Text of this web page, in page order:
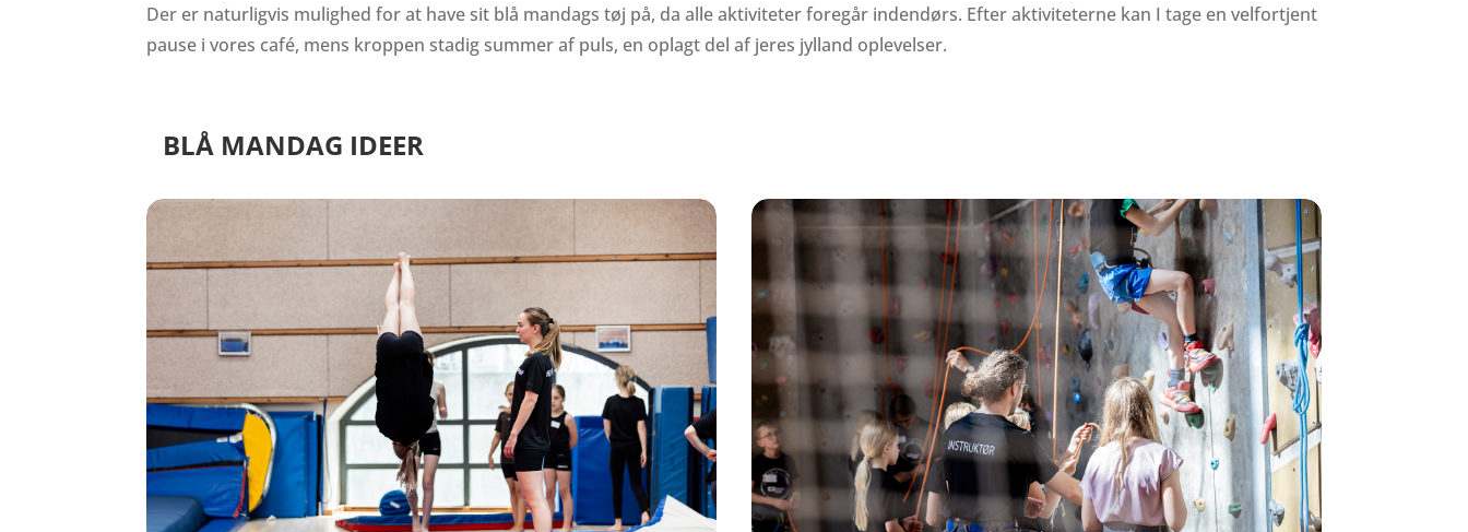
Der er naturligvis mulighed for at have sit blå mandags tøj på, da alle aktiviteter foregår indendørs. Efter aktiviteterne kan I tage en velfortjent
pause i vores café, mens kroppen stadig summer af puls, en oplagt del af jeres jylland oplevelser.
BLÅ MANDAG IDEER